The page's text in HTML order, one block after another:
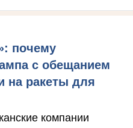
почему
с обещанием
на ракеты для
компании